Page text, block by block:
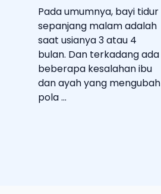
Pada umumnya, bayi tidur
sepanjang malam adalah
saat usianya 3 atau 4
bulan. Dan terkadang ada
beberapa kesalahan ibu
dan ayah yang mengubah
pola ...